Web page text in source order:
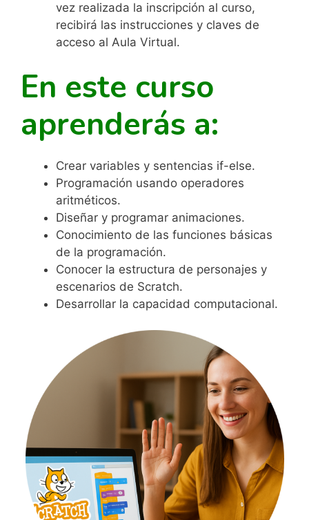
vez realizada la inscripción al curso,
recibirá las instrucciones y claves de
acceso al Aula Virtual.
En este curso
aprenderás a:
Crear variables y sentencias if-else.
Programación usando operadores
aritméticos.
Diseñar y programar animaciones.
Conocimiento de las funciones básicas
de la programación.
Conocer la estructura de personajes y
escenarios de Scratch.
Desarrollar la capacidad computacional.